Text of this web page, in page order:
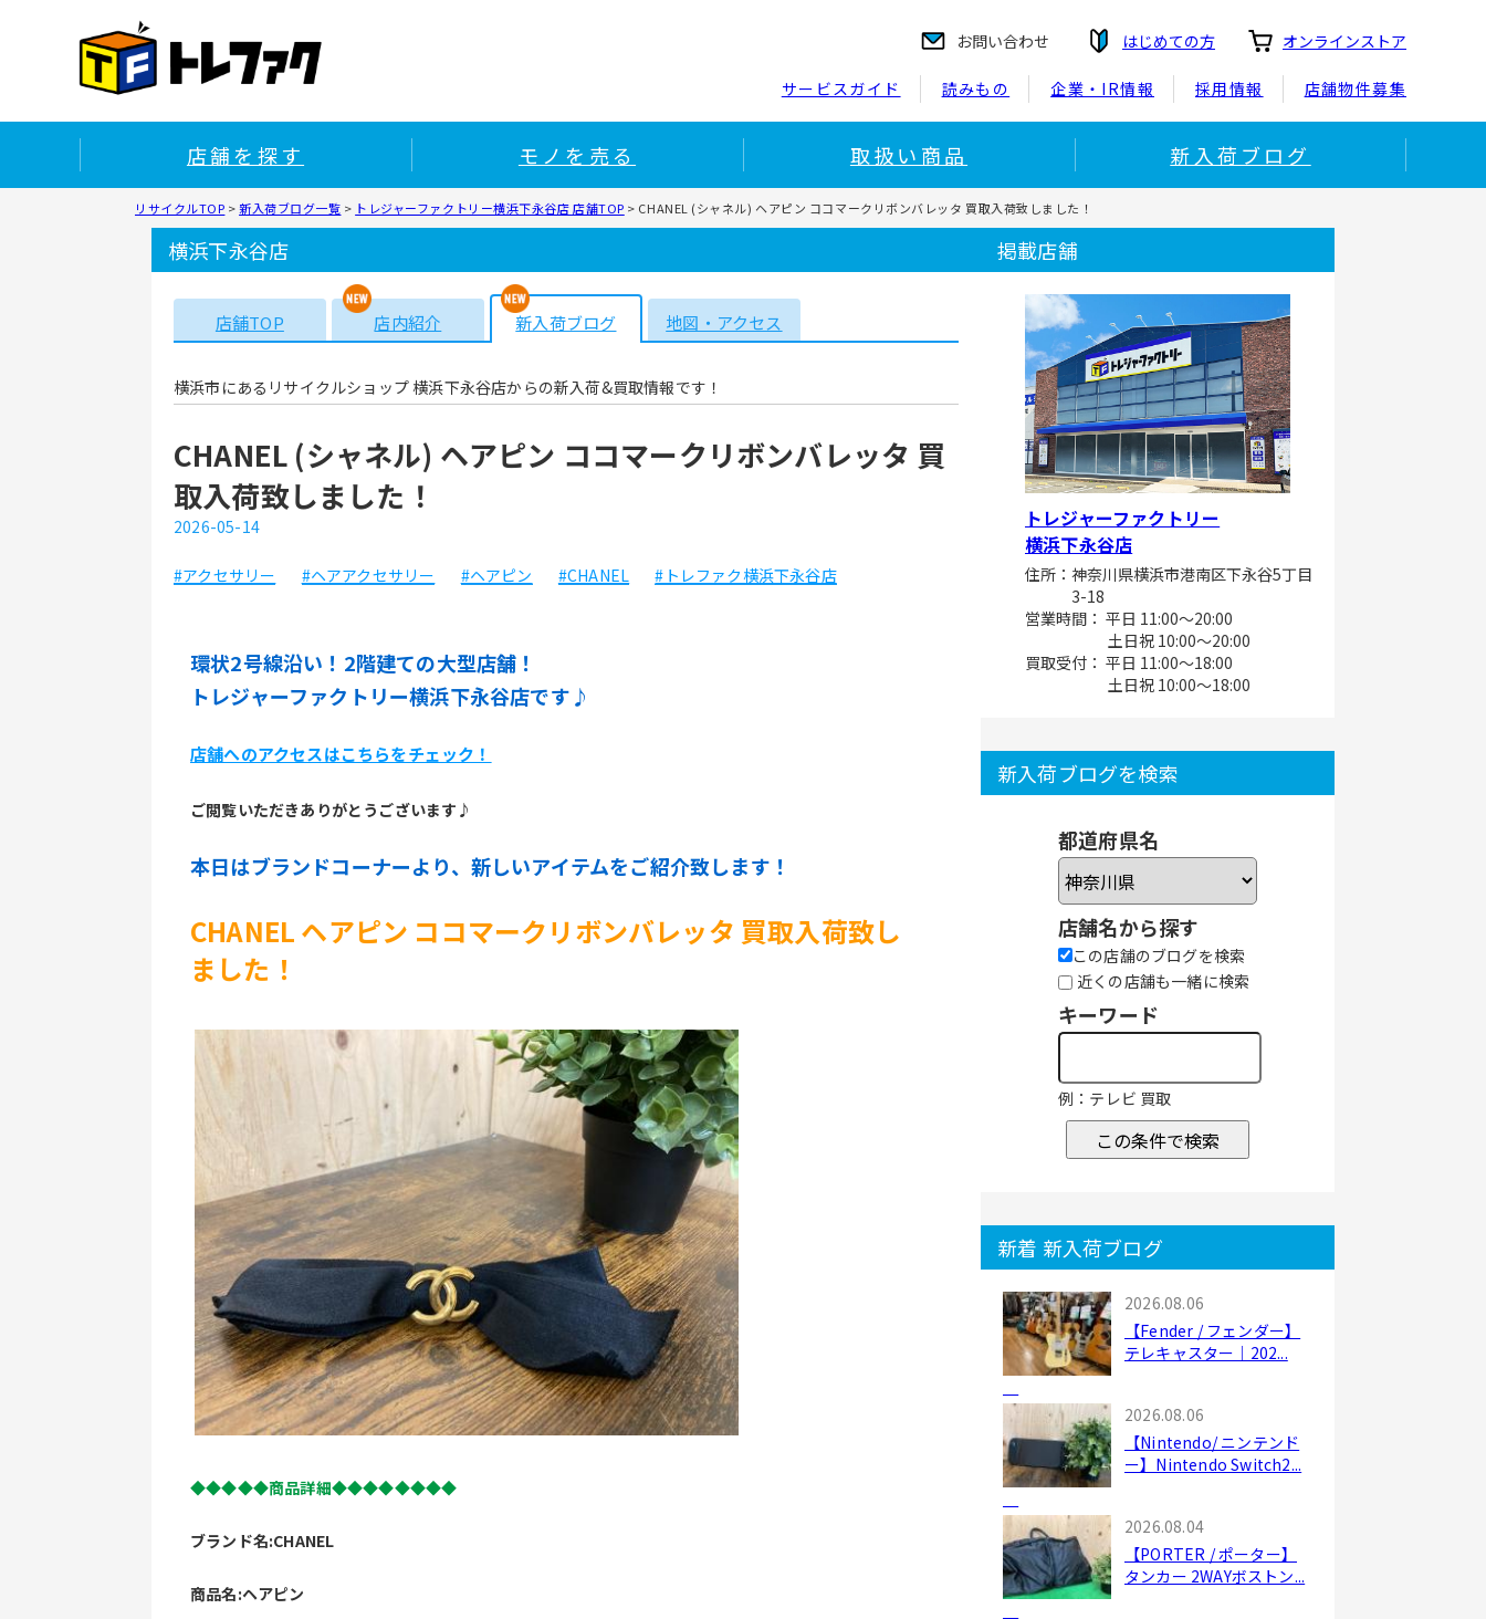
お問い合わせ はじめての方 オンラインストア
サービスガイド 読みもの 企業・IR情報 採用情報 店舗物件募集
店舗を探す モノを売る 取扱い商品 新入荷ブログ
リサイクルTOP >新入荷ブログ一覧 > トレジャーファクトリー横浜下永谷店 店舗TOP > CHANEL (シャネル) ヘアピン ココマークリボンバレッタ 買取入荷致しました！
横浜下永谷店
店舗TOP 店内紹介 新入荷ブログ 地図・アクセス
横浜市にあるリサイクルショップ 横浜下永谷店からの新入荷&買取情報です！
CHANEL (シャネル) ヘアピン ココマークリボンバレッタ 買
取入荷致しました！
2026-05-14
#アクセサリー #ヘアアクセサリー #ヘアピン #CHANEL #トレファク横浜下永谷店
環状2号線沿い！2階建ての大型店舗！
トレジャーファクトリー横浜下永谷店です♪
店舗へのアクセスはこちらをチェック！
ご閲覧いただきありがとうございます♪
本日はブランドコーナーより、新しいアイテムをご紹介致します！
CHANEL ヘアピン ココマークリボンバレッタ 買取入荷致し
ました！
◆◆◆◆◆商品詳細◆◆◆◆◆◆◆◆
ブランド名:CHANEL
商品名:ヘアピン
掲載店舗
トレジャーファクトリー
横浜下永谷店
住所：神奈川県横浜市港南区下永谷5丁目
3-18
営業時間： 平日 11:00～20:00
土日祝 10:00～20:00
買取受付： 平日 11:00～18:00
土日祝 10:00～18:00
新入荷ブログを検索
都道府県名
店舗名から探す
この店舗のブログを検索
近くの店舗も一緒に検索
キーワード
例：テレビ 買取
この条件で検索
新着 新入荷ブログ
2026.08.06
【Fender / フェンダー】
テレキャスター｜202...
2026.08.06
【Nintendo/ ニンテンド
ー】Nintendo Switch2...
2026.08.04
【PORTER / ポーター】
タンカー 2WAYボストン...